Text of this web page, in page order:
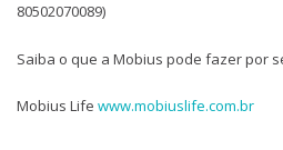
80502070089)
Saiba o que a Mobius pode fazer por
Mobius Life www.mobiuslife.com.br